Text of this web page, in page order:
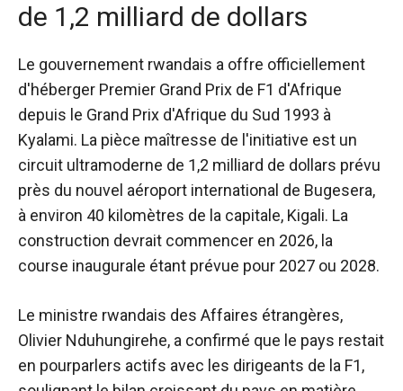
de 1,2 milliard de dollars
Le gouvernement rwandais a offre officiellement
d'héberger Premier Grand Prix de F1 d'Afrique
depuis le Grand Prix d'Afrique du Sud 1993 à
Kyalami. La pièce maîtresse de l'initiative est un
circuit ultramoderne de 1,2 milliard de dollars prévu
près du nouvel aéroport international de Bugesera,
à environ 40 kilomètres de la capitale, Kigali. La
construction devrait commencer en 2026, la
course inaugurale étant prévue pour 2027 ou 2028.
Le ministre rwandais des Affaires étrangères,
Olivier Nduhungirehe, a confirmé que le pays restait
en pourparlers actifs avec les dirigeants de la F1,